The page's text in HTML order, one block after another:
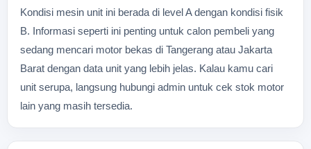
Kondisi mesin unit ini berada di level A dengan kondisi fisik
B. Informasi seperti ini penting untuk calon pembeli yang
sedang mencari motor bekas di Tangerang atau Jakarta
Barat dengan data unit yang lebih jelas. Kalau kamu cari
unit serupa, langsung hubungi admin untuk cek stok motor
lain yang masih tersedia.